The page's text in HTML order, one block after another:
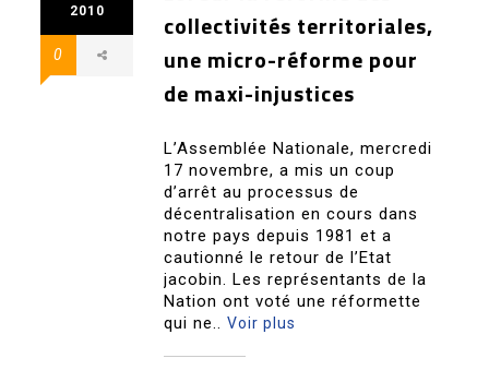
2010
0
collectivités territoriales,
une micro-réforme pour
de maxi-injustices
L’Assemblée Nationale, mercredi
17 novembre, a mis un coup
d’arrêt au processus de
décentralisation en cours dans
notre pays depuis 1981 et a
cautionné le retour de l’Etat
jacobin. Les représentants de la
Nation ont voté une réformette
qui ne..Voir plus